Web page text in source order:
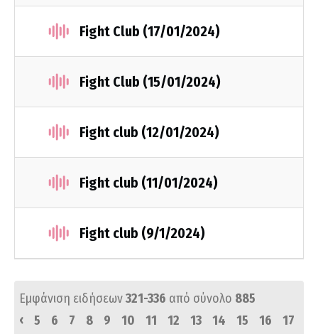
Fight Club (17/01/2024)
Fight Club (15/01/2024)
Fight club (12/01/2024)
Fight club (11/01/2024)
Fight club (9/1/2024)
Εμφάνιση ειδήσεων321-336 από σύνολο 885
‹
5 6 7 8 9 10 11 12 13 14 15 16
17